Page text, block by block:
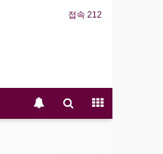
접속 212